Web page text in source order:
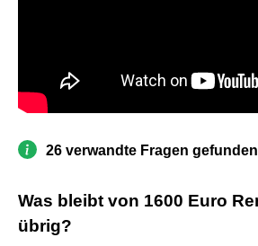
26 verwandte Fragen gefunden
Was bleibt von 1600 Euro
übrig?